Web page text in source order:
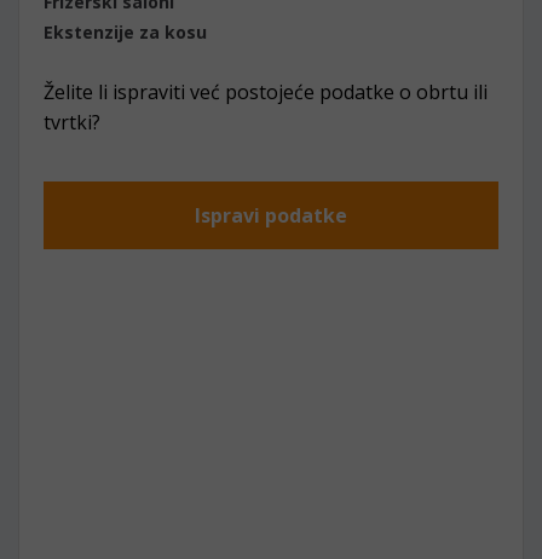
Ekstenzije za kosu
Želite li ispraviti već postojeće podatke o obrtu ili
tvrtki?
Ispravi podatke